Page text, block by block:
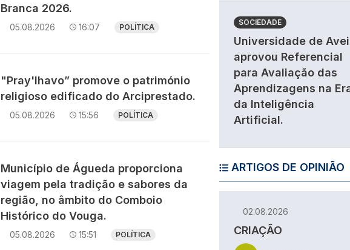
Branca 2026.
05.08.2026 16:07 POLÍTICA
"Pray'lhavo” promove o património
religioso edificado do Arciprestado.
05.08.2026 15:56 POLÍTICA
Município de Águeda proporciona
viagem pela tradição e sabores da
região, no âmbito do Comboio
Histórico do Vouga.
05.08.2026 15:51 POLÍTICA
SOCIEDADE
Universidade de
aprovou Referencial
para Avaliação das
Aprendizagens na
da Inteligência
Artificial.
ARTIGOS DE OPINIÃO
02.08.2026
CRIAÇÃO